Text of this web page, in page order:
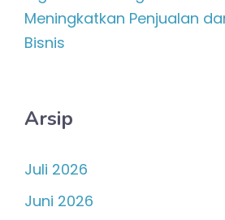
Meningkatkan Penjualan
Bisnis
Arsip
Juli 2026
Juni 2026